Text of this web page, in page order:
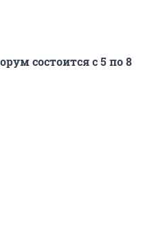
состоится с 5 по 8